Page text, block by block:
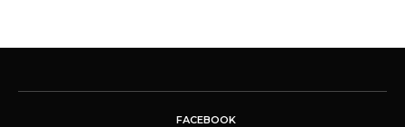
FACEBOOK